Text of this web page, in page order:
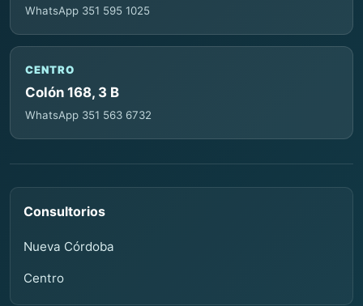
WhatsApp 351 595 1025
CENTRO
Colón 168, 3 B
WhatsApp 351 563 6732
Consultorios
Nueva Córdoba
Centro